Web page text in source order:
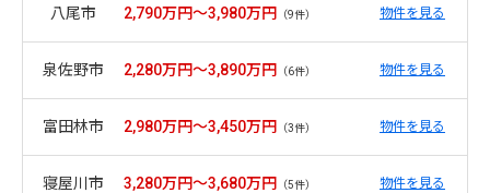
八尾市 2,790万円～3,980万円 （9件） 物件を見る
泉佐野市 2,280万円～3,890万円 （6件） 物件を見る
富田林市 2,980万円～3,450万円 （3件） 物件を見る
寝屋川市 3,280万円～3,680万円 （5件） 物件を見る